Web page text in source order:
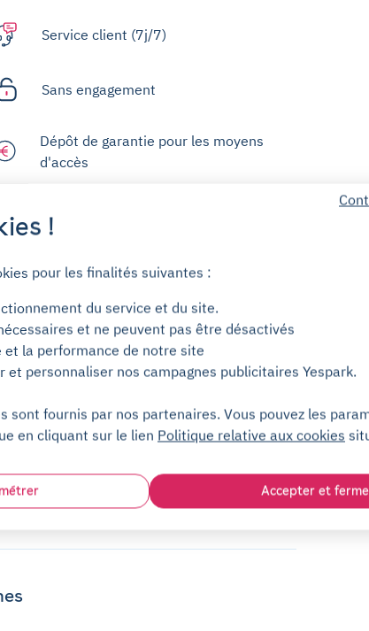
Service client (7j/7)
Sans engagement
Dépôt de garantie pour les moyens
d'accès
Centre d'aide
!
pour les finalités suivantes :
du service et du site.
et ne peuvent pas être désactivés
et la performance de notre site
et personnaliser nos campagnes publicitaires Yespark.
sont fournis par nos partenaires. Vous pouvez les
en cliquant sur le lien Politique relative aux cookies
Accepter et